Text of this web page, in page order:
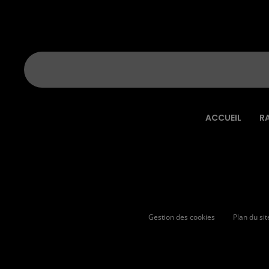
ACCUEIL
Gestion des cookies Plan du